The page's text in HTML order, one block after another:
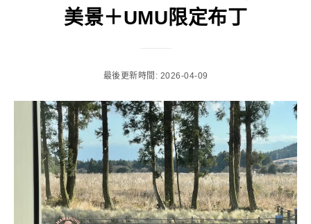
美景＋UMU限定布丁
最後更新時間: 2026-04-09